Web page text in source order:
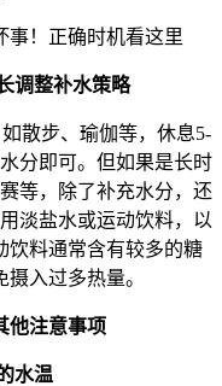
调整补水策略
散步、瑜伽等，休息5-
分即可。但如果是长时
等，除了补充水分，还
淡盐水或运动饮料，以
饮料通常含有较多的糖
入过多热量。
他注意事项
水温